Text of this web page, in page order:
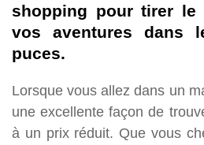
shopping pour tirer le
vos aventures dans
puces.
Lorsque vous allez dans un
une excellente façon de
à un prix réduit. Que vous